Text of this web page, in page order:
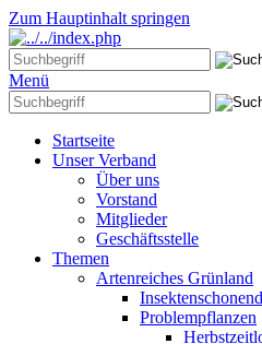
Zum Hauptinhalt springen
Menü
Startseite
Unser Verband
Über uns
Vorstand
Mitglieder
Geschäftsstelle
Themen
Artenreiches Grünland
Problempflanzen